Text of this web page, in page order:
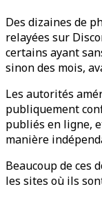
Des dizaines de
relayées sur
certains ayant
sinon des mois,
Les autorités
publiquement
publiés en ligne,
manière
Beaucoup de ces
les sites où ils